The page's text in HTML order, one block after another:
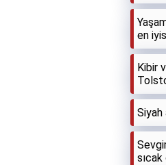
en
Kibir